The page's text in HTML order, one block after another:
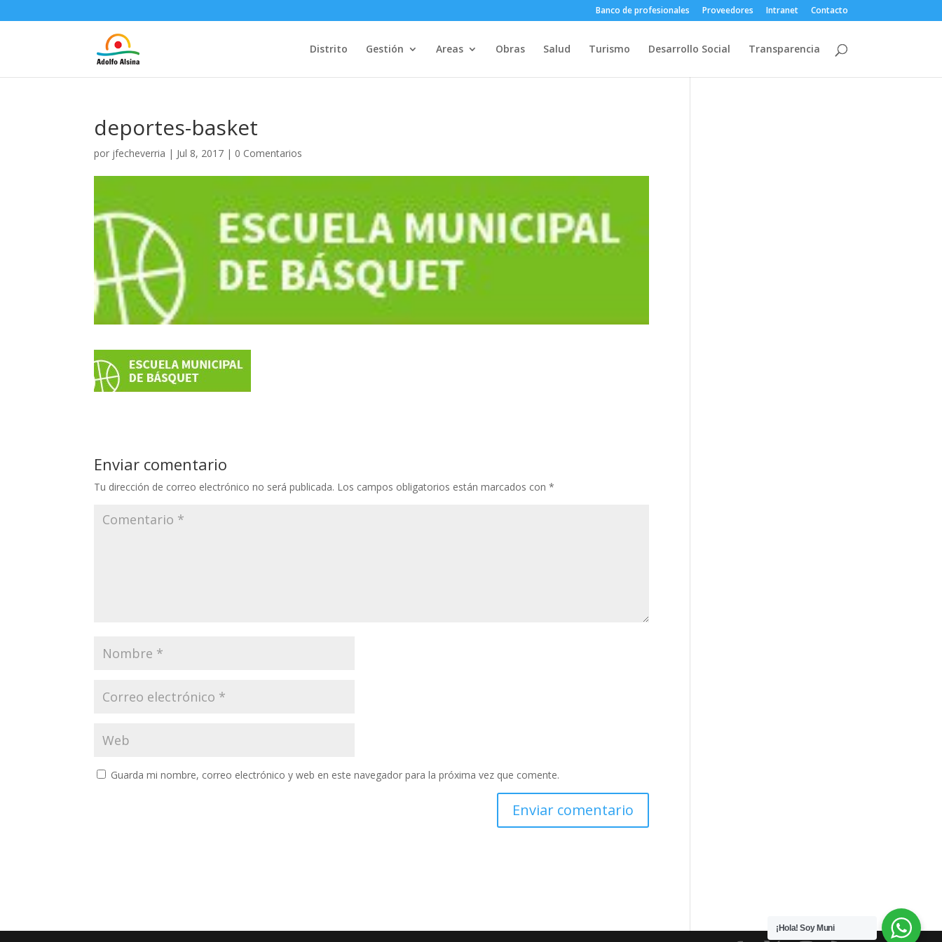
Banco de profesionales Proveedores Intranet Contacto
Distrito Gestión Areas Obras Salud Turismo Desarrollo Social Transparencia
deportes-basket
por jfecheverria | Jul 8, 2017 | 0 Comentarios
Enviar comentario
Tu dirección de correo electrónico no será publicada. Los campos obligatorios están marcados con*
Guarda mi nombre, correo electrónico y web en este navegador para la próxima vez que comente.
¡Hola! Soy Muni